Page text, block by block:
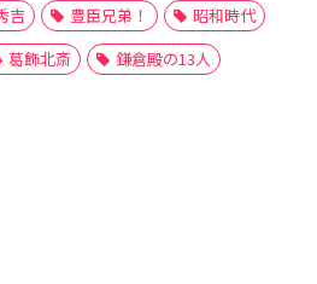
吉 豊臣兄弟！
昭和時代
葛飾北斎 鎌倉殿の13人